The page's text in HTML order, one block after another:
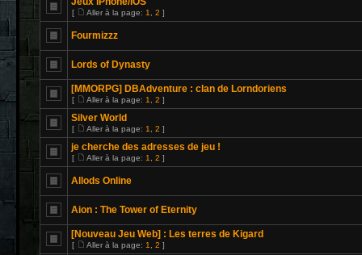
[ Aller à la page: 1 2 ]
Fourmizzz
Lords of Dynasty
[MMORPG] DBAdventure : clan de Lorndoriens
[ Aller à la page: 1 2 ]
Silver World
[ Aller à la page: 1 2 ]
je cherche des adresses de jeu !
[ Aller à la page: 1 2 ]
Allods Online
Aion : The Tower of Eternity
[Nouveau Jeu Web] : Les terres de Kigard
[ Aller à la page: 1 2 ]